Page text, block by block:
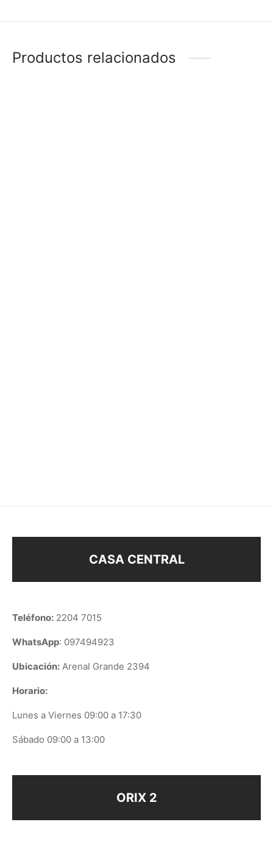
Productos relacionados
CASA CENTRAL
Teléfono: 2204 7015
WhatsApp: 097494923
Ubicación: Arenal Grande 2394
Horario:
Lunes a Viernes 09:00 a 17:30
Sábado 09:00 a 13:00
ORIX 2